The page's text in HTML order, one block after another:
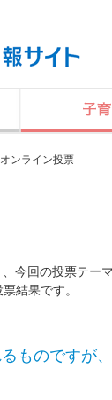
オンライン投票
今回の投票テ
結果です。
ものです